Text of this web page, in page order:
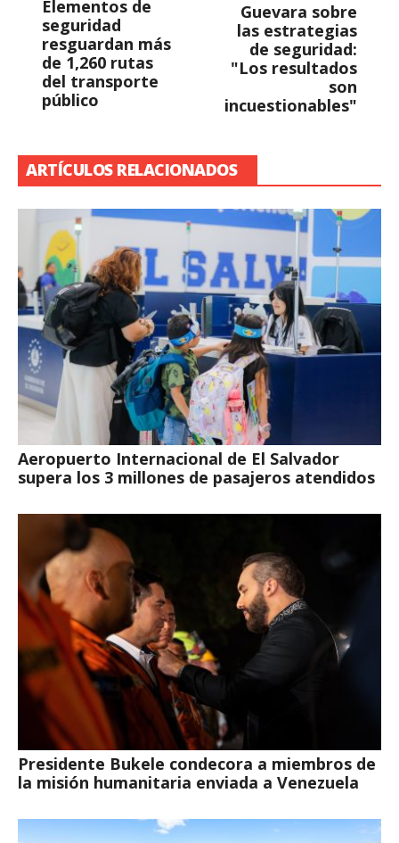
Elementos de
seguridad
resguardan más
de 1,260 rutas
del transporte
público
Guevara sobre
las estrategias
de seguridad:
"Los resultados
son
incuestionables"
ARTÍCULOS RELACIONADOS
Aeropuerto Internacional de El Salvador
supera los 3 millones de pasajeros atendidos
Presidente Bukele condecora a miembros de
la misión humanitaria enviada a Venezuela